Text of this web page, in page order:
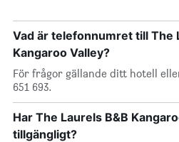
Vad är telefonnumret till The
Kangaroo Valley?
För frågor gällande ditt hotell
651 693.
Har The Laurels B&B
tillgängligt?